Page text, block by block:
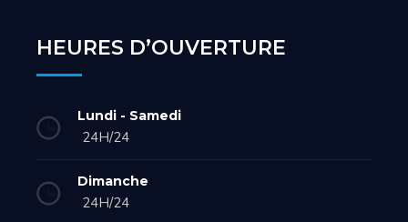
HEURES D’OUVERTURE
Lundi - Samedi
24H/24
Dimanche
24H/24